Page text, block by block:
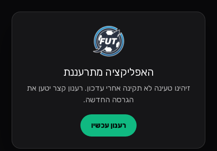
האפליקציה מתרעננת
זיהינו טעינה לא תקינה אחרי עדכון. רענון קצר יטען את
הגרסה החדשה.
רענון עכשיו